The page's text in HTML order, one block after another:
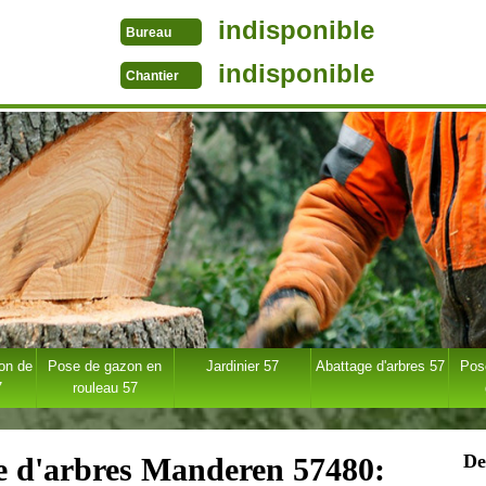
Bureau indisponible
Chantier indisponible
de
Pose de gazon en
rouleau 57
Jardinier 57 Abattage d'arbres 57
d'arbres Manderen 57480: